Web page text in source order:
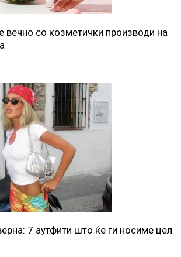
вечно со козметички производи на
7 аутфити што ќе ги носиме цел